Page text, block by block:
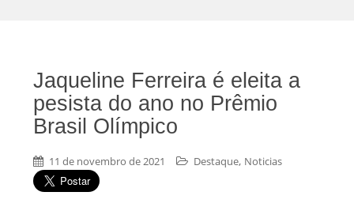
Jaqueline Ferreira é eleita a
pesista do ano no Prêmio
Brasil Olímpico
11 de novembro de 2021 Destaque, Noticias